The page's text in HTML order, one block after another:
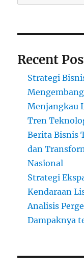
Recent
Strategi
Menjangkau
Tren
Berita Bisnis
dan
Nasional
Strategi
Kendaraan
Analisis
Dampaknya